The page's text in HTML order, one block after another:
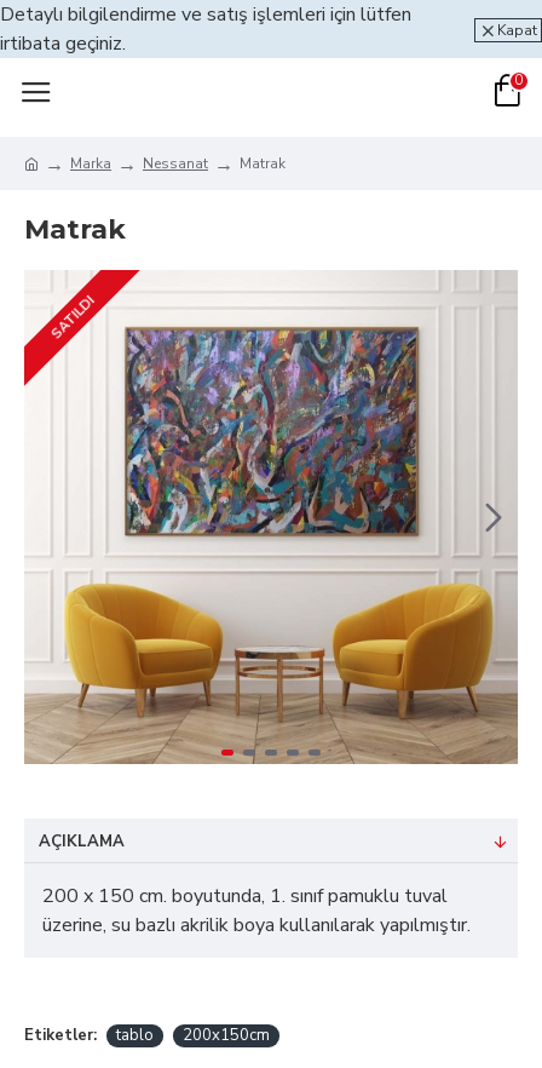
Detaylı bilgilendirme ve satış işlemleri için lütfen
irtibata geçiniz.
Kapat
0
Marka Nessanat Matrak
Matrak
SATILDI
AÇIKLAMA
200 x 150 cm. boyutunda, 1. sınıf pamuklu tuval
üzerine, su bazlı akrilik boya kullanılarak yapılmıştır.
Etiketler: tablo 200x150cm